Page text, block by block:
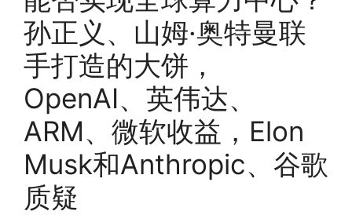
孙正义、山姆·奥特曼联
手打造的大饼，
OpenAI、英伟达、
ARM、微软收益，Elon
Musk和Anthropic、谷歌
质疑